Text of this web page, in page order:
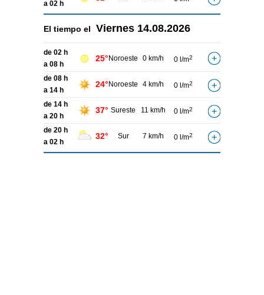
a 02 h
El tiempo el Viernes 14.08.2026
de 02 h
a 08 h
25° Noroeste 0 km/h 0 l/m2
de 08 h
a 14 h
24° Noroeste 4 km/h 0 l/m2
de 14 h
a 20 h
37° Sureste 11 km/h 0 l/m2
de 20 h
a 02 h
32° Sur 7 km/h 0 l/m2